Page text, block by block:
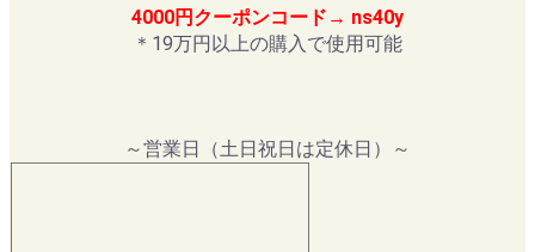
4000円クーポンコード→ ns40y
＊19万円以上の購入で使用可能
～営業日（土日祝日は定休日）～